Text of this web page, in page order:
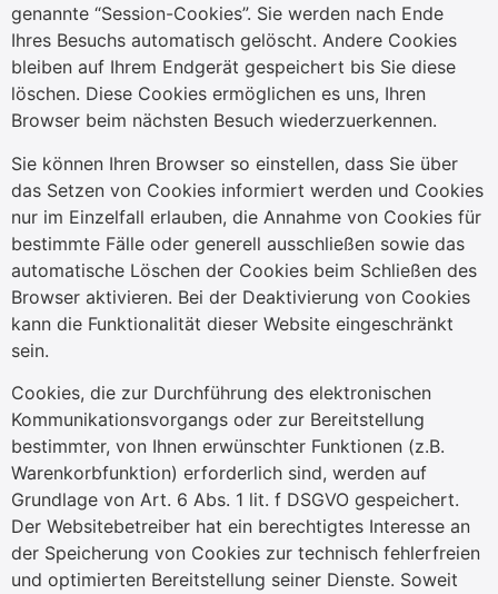
genannte “Session-Cookies”. Sie werden nach Ende
Ihres Besuchs automatisch gelöscht. Andere Cookies
bleiben auf Ihrem Endgerät gespeichert bis Sie diese
löschen. Diese Cookies ermöglichen es uns, Ihren
Browser beim nächsten Besuch wiederzuerkennen.
Sie können Ihren Browser so einstellen, dass Sie über
das Setzen von Cookies informiert werden und Cookies
nur im Einzelfall erlauben, die Annahme von Cookies für
bestimmte Fälle oder generell ausschließen sowie das
automatische Löschen der Cookies beim Schließen des
Browser aktivieren. Bei der Deaktivierung von Cookies
kann die Funktionalität dieser Website eingeschränkt
sein.
Cookies, die zur Durchführung des elektronischen
Kommunikationsvorgangs oder zur Bereitstellung
bestimmter, von Ihnen erwünschter Funktionen (z.B.
Warenkorbfunktion) erforderlich sind, werden auf
Grundlage von Art. 6 Abs. 1 lit. f DSGVO gespeichert.
Der Websitebetreiber hat ein berechtigtes Interesse an
der Speicherung von Cookies zur technisch fehlerfreien
und optimierten Bereitstellung seiner Dienste. Soweit